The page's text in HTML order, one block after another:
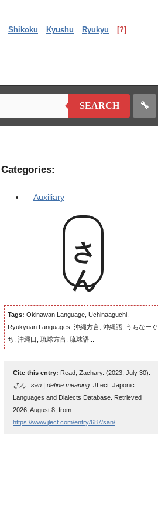
Shikoku Kyushu Ryukyu [?]
SEARCH 🔧
Categories:
Auxiliary
さん
Tags: Okinawan Language, Uchinaaguchi,
Ryukyuan Languages, 沖縄方言, 沖縄語, うちなーぐ
ち, 沖縄口, 琉球方言, 琉球語...
Cite this entry: Read, Zachary. (2023, July 30).
さん : san | define meaning . JLect: Japonic
Languages and Dialects Database. Retrieved
2026, August 8, from
https://www.jlect.com/entry/687/san/